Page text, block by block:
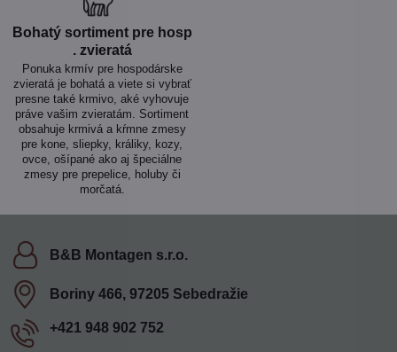
Bohatý sortiment pre hosp​
. zvieratá
Ponuka krmív pre hospodárske
zvieratá je bohatá a viete si vybrať
presne také krmivo, aké vyhovuje
práve vašim zvieratám. Sortiment
obsahuje krmivá a kŕmne zmesy
pre kone, sliepky, králiky, kozy,
ovce, ošípané ako aj špeciálne
zmesy pre prepelice, holuby či
morčatá.
B&B Montagen s​.r​.o​.
Boriny 466, 97205 Sebedražie
+421 948 902 752